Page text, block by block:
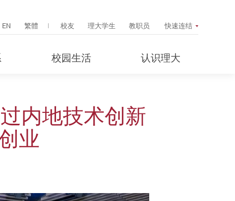
Search Popup
EN 繁體 校友 理大学生 教职员 快速连结
校园生活 认识理大
内地技术创新
业